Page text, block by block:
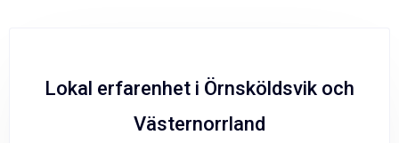
Lokal erfarenhet i Örnsköldsvik och
Västernorrland